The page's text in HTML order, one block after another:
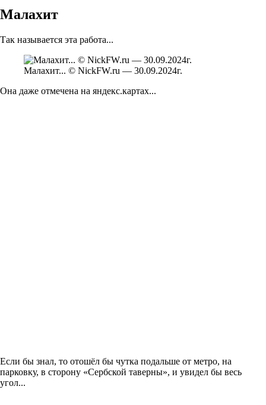
Малахит
Так называется эта работа...
Малахит... © NickFW.ru — 30.09.2024г.
Она даже отмечена на яндекс.картах...
Если бы знал, то отошёл бы чутка подальше от метро, на
парковку, в сторону «Сербской таверны», и увидел бы весь
угол...